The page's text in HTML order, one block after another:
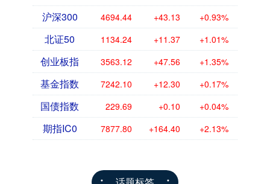
沪深300 4694.44 +43.13 +0.93%
北证50 1134.24 +11.37 +1.01%
创业板指 3563.12 +47.56 +1.35%
基金指数 7242.10 +12.30 +0.17%
国债指数 229.69 +0.10 +0.04%
期指IC0 7877.80 +164.40 +2.13%